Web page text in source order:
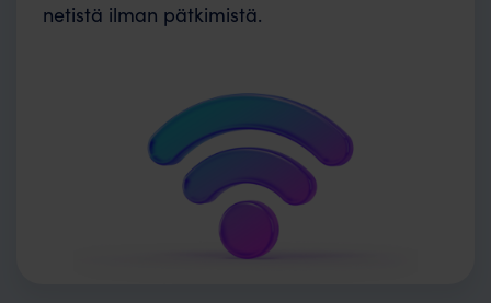
netistä ilman pätkimistä.